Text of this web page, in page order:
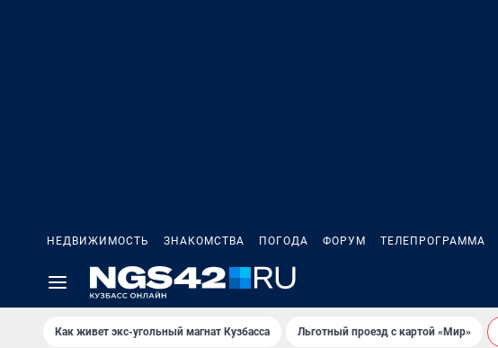
НЕДВИЖИМОСТЬ ЗНАКОМСТВА ПОГОДА ФОРУМ ТЕЛЕПРОГРАММА
Как живет экс-угольный магнат Кузбасса Льготный проезд с картой «Мир»